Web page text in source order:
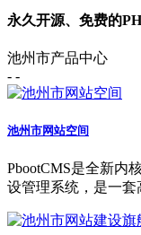
永久开源、免费的
池州市产品中心
- -
池州市网站空间
PbootCMS是全新内
设管理系统，是一套